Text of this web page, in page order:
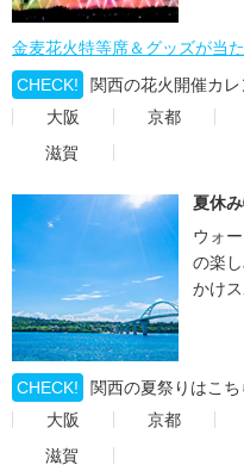
金麦花火特等席＆グッズが当
CHECK!
関西の花火開催カレ
大阪
京都
滋賀
夏休
ウォ
の楽
かけ
CHECK!
関西の夏祭りはこち
大阪
京都
滋賀